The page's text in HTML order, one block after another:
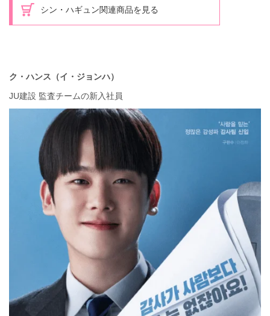
シン・ハギュン関連商品を見る
ク・ハンス（イ・ジョンハ）
JU建設 監査チームの新入社員